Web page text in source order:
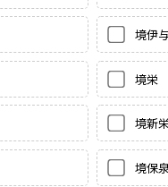
境伊
境栄
境新
境保泉